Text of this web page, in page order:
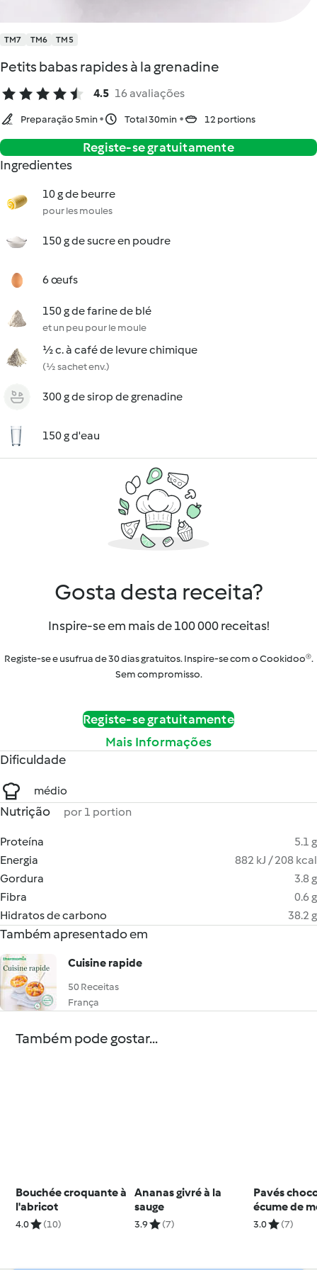
TM7 TM6 TM5
Petits babas rapides à la grenadine
4.5 16 avaliações
Preparação 5min Total 30min 12 portions
Registe-se gratuitamente
Ingredientes
10 g de beurre
pour les moules
150 g de sucre en poudre
6 œufs
150 g de farine de blé
et un peu pour le moule
½ c. à café de levure chimique
(½ sachet env.)
300 g de sirop de grenadine
150 g d'eau
Gosta desta receita?
Inspire-se em mais de 100 000 receitas!
Registe-se e usufrua de 30 dias gratuitos. Inspire-se com o Cookidoo®.
Sem compromisso.
Registe-se gratuitamente
Mais Informações
Dificuldade
médio
Nutrição por 1 portion
Proteína
5.1 g
Energia
882 kJ / 208 kcal
Gordura
3.8 g
Fibra
0.6 g
Hidratos de carbono
38.2 g
Também apresentado em
Cuisine rapide
50 Receitas
França
Também pode gostar...
Bouchée croquante à
l'abricot
4.0 (10)
Ananas givré à la
sauge
3.9 (7)
Pavés
écume de
3.0 (7)